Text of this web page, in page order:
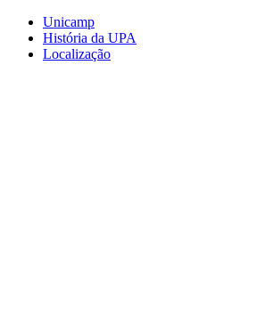
Conteúdo principal
Unicamp
História da UPA
Localização